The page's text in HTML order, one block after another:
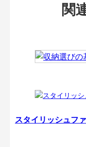
関
スタイリッシュフ